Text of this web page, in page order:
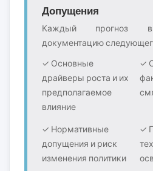
Допущения
Каждый прогноз
документацию
✓ Основные
драйверы роста и их
предполагаемое
влияние
✓
✓ Нормативные
допущения и риск
изменения политики
✓